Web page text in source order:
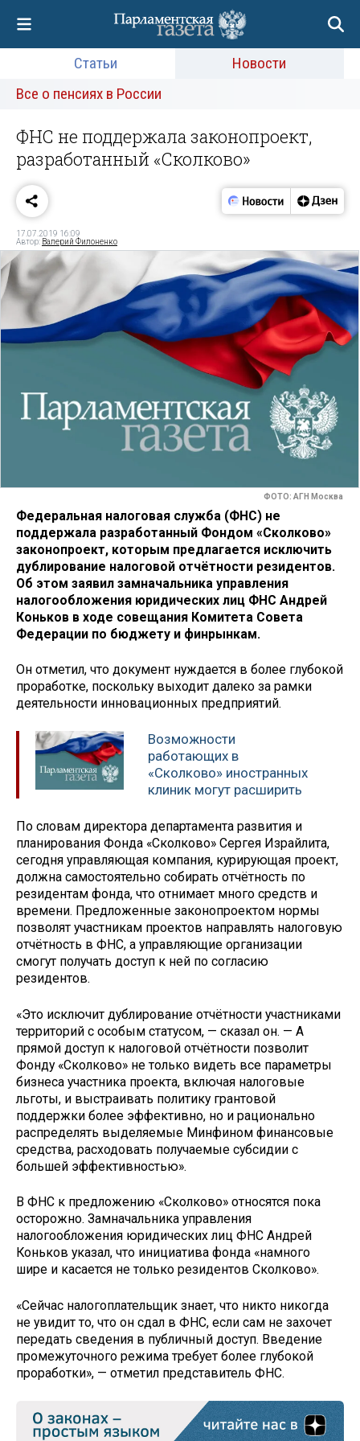
Статьи
Новости
Все о пенсиях в России
ФНС не поддержала законопроект,
разработанный «Сколково»
17.07.2019 16:09
Автор: Валерий Филоненко
ФОТО: АГН Москва
Федеральная налоговая служба (ФНС) не
поддержала разработанный Фондом «Сколково»
законопроект, которым предлагается исключить
дублирование налоговой отчётности резидентов.
Об этом заявил замначальника управления
налогообложения юридических лиц ФНС Андрей
Коньков в ходе совещания Комитета Совета
Федерации по бюджету и финрынкам.
Он отметил, что документ нуждается в более глубокой
проработке, поскольку выходит далеко за рамки
деятельности инновационных предприятий.
Возможности
работающих в
«Сколково» иностранных
клиник могут расширить
По словам директора департамента развития и
планирования Фонда «Сколково» Сергея Израйлита,
сегодня управляющая компания, курирующая проект,
должна самостоятельно собирать отчётность по
резидентам фонда, что отнимает много средств и
времени. Предложенные законопроектом нормы
позволят участникам проектов направлять налоговую
отчётность в ФНС, а управляющие организации
смогут получать доступ к ней по согласию
резидентов.
«Это исключит дублирование отчётности участниками
территорий с особым статусом, — сказал он. — А
прямой доступ к налоговой отчётности позволит
Фонду «Сколково» не только видеть все параметры
бизнеса участника проекта, включая налоговые
льготы, и выстраивать политику грантовой
поддержки более эффективно, но и рационально
распределять выделяемые Минфином финансовые
средства, расходовать получаемые субсидии с
большей эффективностью».
В ФНС к предложению «Сколково» относятся пока
осторожно. Замначальника управления
налогообложения юридических лиц ФНС Андрей
Коньков указал, что инициатива фонда «намного
шире и касается не только резидентов Сколково».
«Сейчас налогоплательщик знает, что никто никогда
не увидит то, что он сдал в ФНС, если сам не захочет
передать сведения в публичный доступ. Введение
промежуточного режима требует более глубокой
проработки», — отметил представитель ФНС.